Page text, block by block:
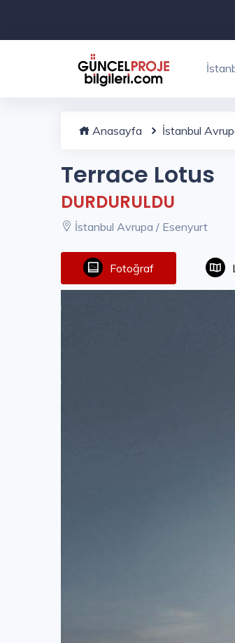
Anasayfa İstanbul
Terrace Lotus
DURDURULDU
İstanbul Avrupa / Esenyurt
Fotoğraf